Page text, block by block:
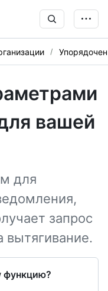
вашей
для
запрос
вытягивание.
функцию?